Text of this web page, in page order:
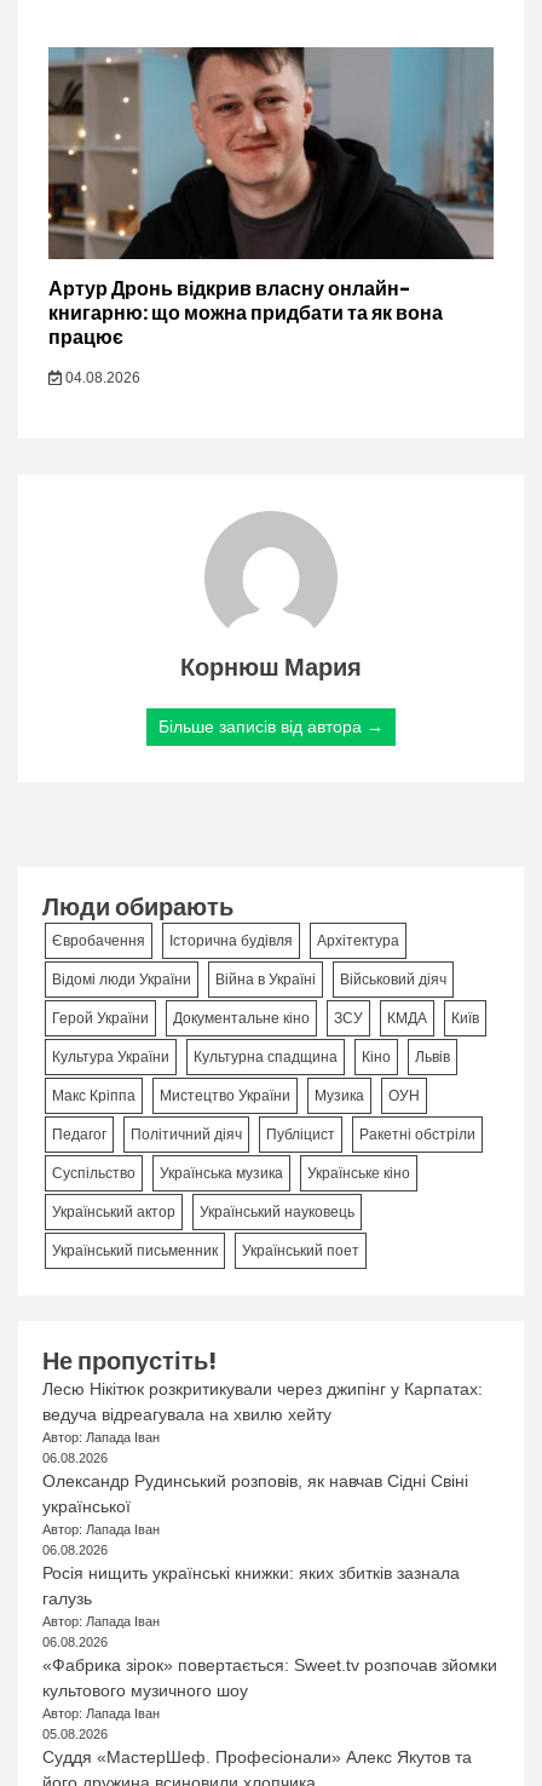
Артур Дронь відкрив власну онлайн-
книгарню: що можна придбати та як вона
працює
04.08.2026
Корнюш Мария
Більше записів від автора →
Люди обирають
Євробачення Історична будівля Архітектура
Відомі люди України Війна в Україні Військовий діяч
Герой України Документальне кіно ЗСУ КМДА Київ
Культура України Культурна спадщина Кіно Львів
Макс Кріппа Мистецтво України Музика ОУН
Педагог Політичний діяч Публіцист Ракетні обстріли
Суспільство Українська музика Українське кіно
Український актор Український науковець
Український письменник Український поет
Не пропустіть!
Лесю Нікітюк розкритикували через джипінг у Карпатах:
ведуча відреагувала на хвилю хейту
Автор: Лапада Іван
06.08.2026
Олександр Рудинський розповів, як навчав Сідні Свіні
української
Автор: Лапада Іван
06.08.2026
Росія нищить українські книжки: яких збитків зазнала
галузь
Автор: Лапада Іван
06.08.2026
«Фабрика зірок» повертається: Sweet.tv розпочав зйомки
культового музичного шоу
Автор: Лапада Іван
05.08.2026
Суддя «МастерШеф. Професіонали» Алекс Якутов та